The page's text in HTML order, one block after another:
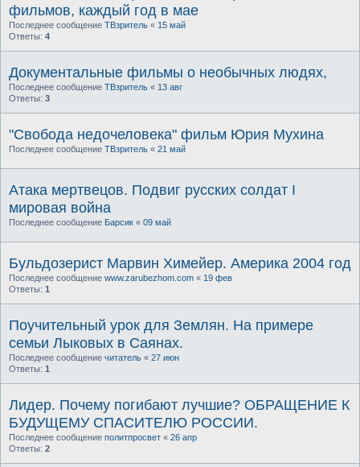
фильмов, каждый год в мае
Последнее сообщение ТВзритель « 15 май
Ответы: 4
Документальные фильмы о необычных людях,
Последнее сообщение ТВзритель « 13 авг
Ответы: 3
"Свобода недочеловека" фильм Юрия Мухина
Последнее сообщение ТВзритель « 21 май
Атака мертвецов. Подвиг русских солдат I
мировая война
Последнее сообщение Барсик « 09 май
Бульдозерист Марвин Химейер. Америка 2004 год
Последнее сообщение www.zarubezhom.com « 19 фев
Ответы: 1
Поучительный урок для Землян. На примере
семьи Лыковых в Саянах.
Последнее сообщение читатель « 27 июн
Ответы: 1
Лидер. Почему погибают лучшие? ОБРАЩЕНИЕ К
БУДУЩЕМУ СПАСИТЕЛЮ РОССИИ.
Последнее сообщение политпросвет « 26 апр
Ответы: 2